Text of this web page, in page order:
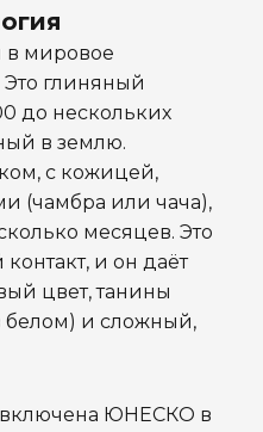
в мировое
глиняный
до нескольких
в землю.
с кожицей,
(чамбра или чача),
месяцев. Это
и он даёт
цвет, танины
белом) и сложный,
включена ЮНЕСКО в